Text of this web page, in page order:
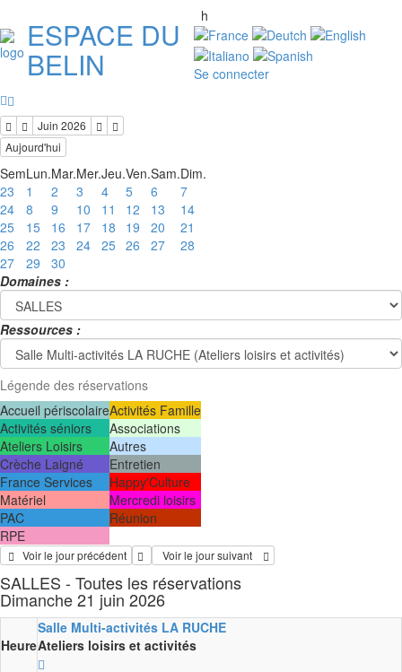
ESPACE DU
BELIN
h
Se connecter
Juin 2026
Aujourd'hui
SemLun.Mar.Mer.Jeu.Ven.Sam.Dim.
23
1 2 3 4 5 6
7
24
8 9 10 11 12 13
14
25
15 16 17 18 19 20
21
26
22 23 24 25 26 27
28
27
29
30
Domaines :
Ressources :
Légende des réservations
Accueil périscolaireActivités Famille
Activités séniors
Associations
Ateliers Loisirs
Autres
Crèche Laigné
Entretien
France Services
Happy'Culture
Matériel
Mercredi loisirs
PAC
Réunion
RPE
   Voir le jour précédent
  Voir le jour suivant
SALLES - Toutes les réservations
Dimanche 21 juin 2026
Heure
Salle Multi-activités LA RUCHE
Ateliers loisirs et activités